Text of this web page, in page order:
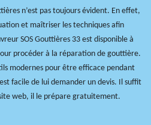
n’est pas toujours évident. En effet,
et maîtriser les techniques afin
SOS Gouttières 33 est disponible à
procéder à la réparation de gouttière.
modernes pour être efficace pendant
facile de lui demander un devis. Il suffit
web, il le prépare gratuitement.